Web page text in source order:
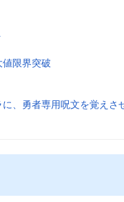
値限界突破
、勇者専用呪文を覚えさ